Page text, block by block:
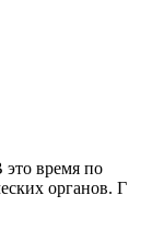
это время по
органов. Г